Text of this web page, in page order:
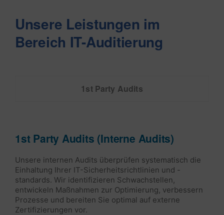
Unsere Leistungen im
Bereich IT-Auditierung
1st Party Audits
1st Party Audits (Interne Audits)
Unsere internen Audits überprüfen systematisch die
Einhaltung Ihrer IT-Sicherheitsrichtlinien und -
standards. Wir identifizieren Schwachstellen,
entwickeln Maßnahmen zur Optimierung, verbessern
Prozesse und bereiten Sie optimal auf externe
Zertifizierungen vor.